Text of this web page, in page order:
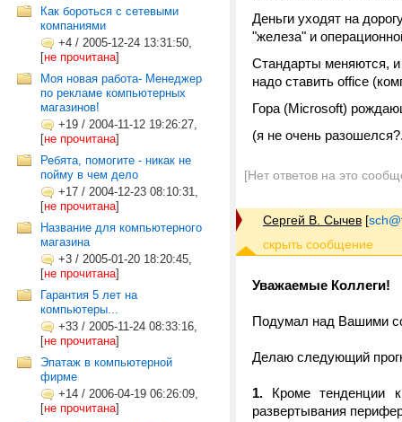
Как бороться с сетевыми
компаниями
+4 / 2005-12-24 13:31:50,
[не прочитана]
Моя новая работа- Менеджер
по рекламе компьютерных
магазинов!
+19 / 2004-11-12 19:26:27,
[не прочитана]
Ребята, помогите - никак не
пойму в чем дело
+17 / 2004-12-23 08:10:31,
[не прочитана]
Название для компьютерного
магазина
+3 / 2005-01-20 18:20:45,
[не прочитана]
Гарантия 5 лет на
компьютеры...
+33 / 2005-11-24 08:33:16,
[не прочитана]
Эпатаж в компьютерной
фирме
+14 / 2006-04-19 06:26:09,
[не прочитана]
Деньги уходят на
"железа" и
Стандарты меняются,
надо ставить office
Гора (Microsoft)
(я не очень
[Нет ответов на это
Сергей В. Сычев [
Уважаемые Коллеги!
Подумал над Вашими
Делаю следующий
1. Кроме тенденции
развертывания